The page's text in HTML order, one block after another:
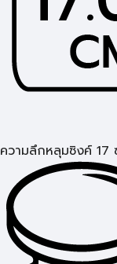
ความลึกหลุมซิงค์ 17